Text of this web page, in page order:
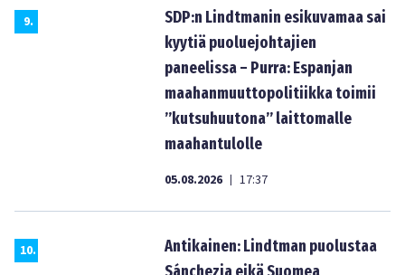
9.
SDP:n Lindtmanin esikuvamaa sai
kyytiä puoluejohtajien
paneelissa – Purra: Espanjan
maahanmuuttopolitiikka toimii
”kutsuhuutona” laittomalle
maahantulolle
05.08.2026 | 17:37
10.
Antikainen: Lindtman puolustaa